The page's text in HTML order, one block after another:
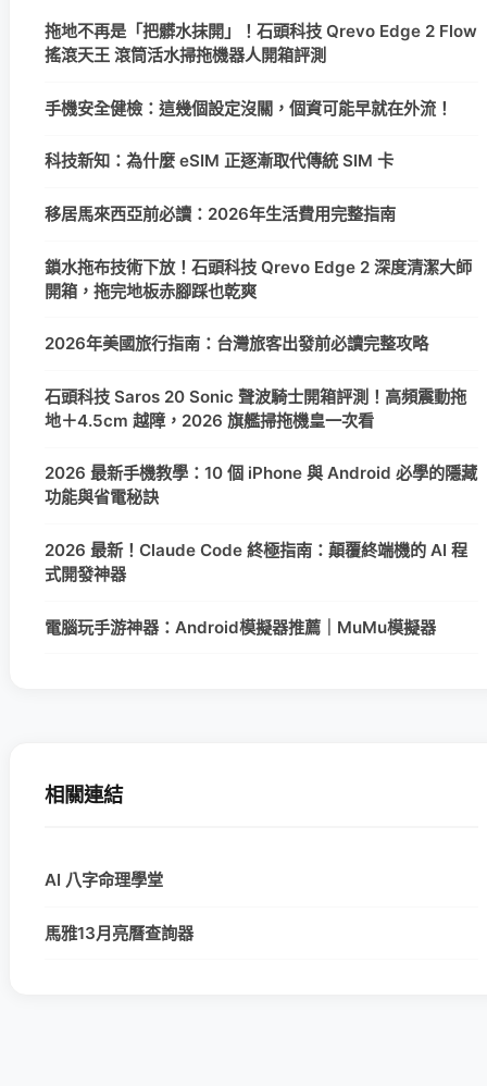
拖地不再是「把髒水抹開」！石頭科技 Qrevo Edge 2 Flow
搖滾天王 滾筒活水掃拖機器人開箱評測
手機安全健檢：這幾個設定沒關，個資可能早就在外流！
科技新知：為什麼 eSIM 正逐漸取代傳統 SIM 卡
移居馬來西亞前必讀：2026年生活費用完整指南
鎖水拖布技術下放！石頭科技 Qrevo Edge 2 深度清潔大師
開箱，拖完地板赤腳踩也乾爽
2026年美國旅行指南：台灣旅客出發前必讀完整攻略
石頭科技 Saros 20 Sonic 聲波騎士開箱評測！高頻震動拖
地＋4.5cm 越障，2026 旗艦掃拖機皇一次看
2026 最新手機教學：10 個 iPhone 與 Android 必學的隱藏
功能與省電秘訣
2026 最新！Claude Code 終極指南：顛覆終端機的 AI 程
式開發神器
電腦玩手游神器：Android模擬器推薦｜MuMu模擬器
相關連結
AI 八字命理學堂
馬雅13月亮曆查詢器